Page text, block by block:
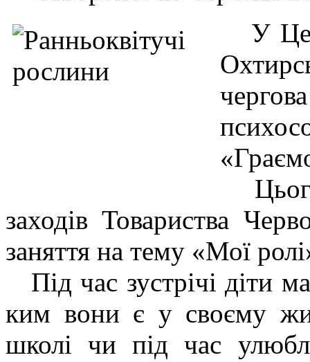
У
заходів Товариства
заняття на тему «Мої
Під час зустрічі діти
ким вони є у своєму
школі чи під час